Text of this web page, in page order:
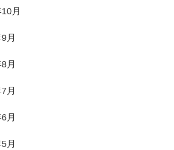
月
月
月
月
月
月